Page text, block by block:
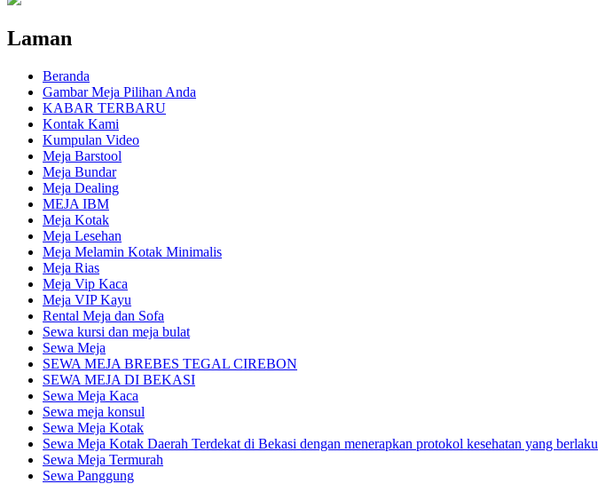
Laman
Beranda
Gambar Meja Pilihan Anda
KABAR TERBARU
Kontak Kami
Kumpulan Video
Meja Barstool
Meja Bundar
Meja Dealing
MEJA IBM
Meja Kotak
Meja Lesehan
Meja Melamin Kotak Minimalis
Meja Rias
Meja Vip Kaca
Meja VIP Kayu
Rental Meja dan Sofa
Sewa kursi dan meja bulat
Sewa Meja
SEWA MEJA BREBES TEGAL CIREBON
SEWA MEJA DI BEKASI
Sewa Meja Kaca
Sewa meja konsul
Sewa Meja Kotak
Sewa Meja Kotak Daerah Terdekat di Bekasi dengan menerapkan protokol kesehatan yang berlaku
Sewa Meja Termurah
Sewa Panggung